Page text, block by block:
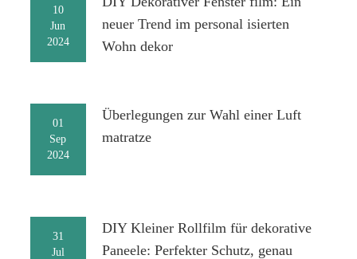
10
Jun
2024
neuer Trend im personal isierten
Wohn dekor
01
Sep
2024
Überlegungen zur Wahl einer Luft
matratze
31
Jul
DIY Kleiner Rollfilm für dekorative
Paneele: Perfekter Schutz, genau